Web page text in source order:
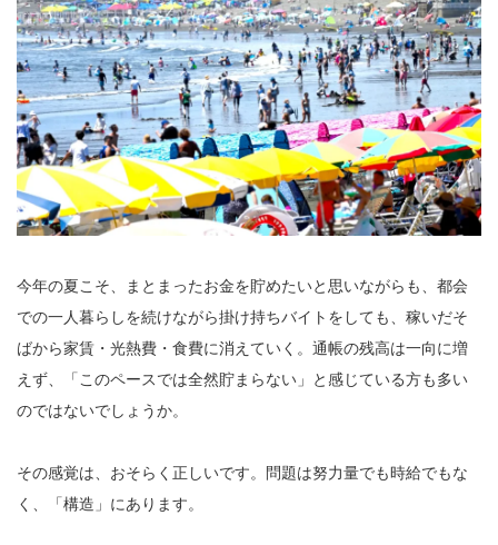
今年の夏こそ、まとまったお金を貯めたいと思いながらも、都会
での一人暮らしを続けながら掛け持ちバイトをしても、稼いだそ
ばから家賃・光熱費・食費に消えていく。通帳の残高は一向に増
えず、「このペースでは全然貯まらない」と感じている方も多い
のではないでしょうか。
その感覚は、おそらく正しいです。問題は努力量でも時給でもな
く、「構造」にあります。